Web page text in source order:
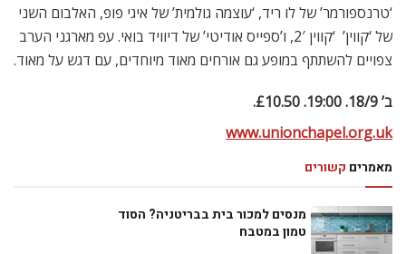
‘טרנספורמר’ של לו ריד, ‘עוצמה גולמית’ של איגי פופ, האלבום השני
של ‘קווין’  ‘קווין 2′, ו’ספייס אודיטי’ של דיוויד בואי. עפ מארגני הערב
צפויים להשתתף במופע גם אורחים מאוד מיוחדים, עם דגש על מאוד.
ב’ 18/9. 19:00. £10.50.
www.unionchapel.org.uk
מאמרים קשורים
מנסים למכור בית בבריטניה? הסוד
טמון במטבח